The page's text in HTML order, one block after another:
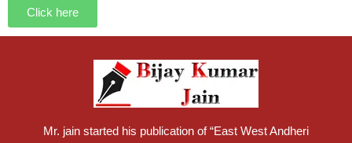
Click here
Mr. jain started his publication of “East West Andheri